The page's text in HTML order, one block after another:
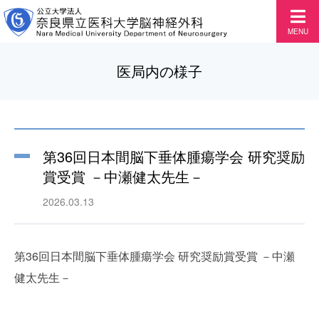
MENU
医局内の様子
第36回日本間脳下垂体腫瘍学会 研究奨励
賞受賞 －中瀬健太先生－
2026.03.13
第36回日本間脳下垂体腫瘍学会 研究奨励賞受賞 －中瀬
健太先生－